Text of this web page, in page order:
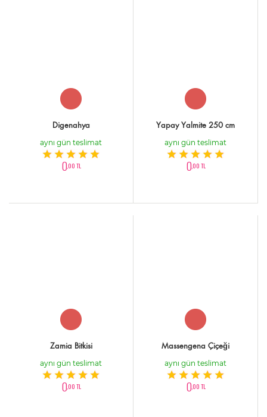
Digenahya
aynı gün teslimat
0,00 TL
Yapay Yalmite 250 cm
aynı gün teslimat
0,00 TL
Zamia Bitkisi
aynı gün teslimat
0,00 TL
Massengena Çiçeği
aynı gün teslimat
0,00 TL